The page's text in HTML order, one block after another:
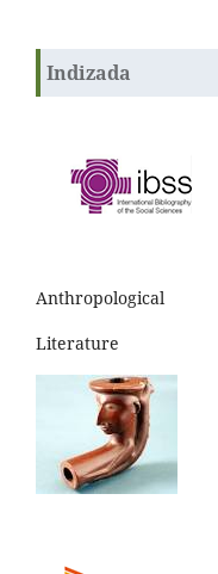
Indizada
Anthropological
Literature